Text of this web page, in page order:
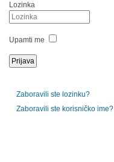
Lozinka
Upamti me
Zaboravili ste lozinku?
Zaboravili ste korisničko ime?